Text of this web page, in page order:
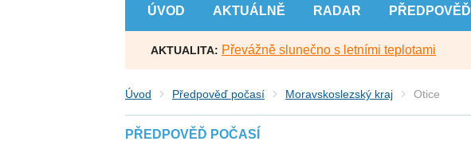
ÚVOD AKTUÁLNĚ RADAR PŘEDPOVĚĎ
AKTUALITA: Převážně slunečno s letními teplotami
Úvod Předpověď počasí Moravskoslezský kraj Otice
PŘEDPOVĚĎ POČASÍ